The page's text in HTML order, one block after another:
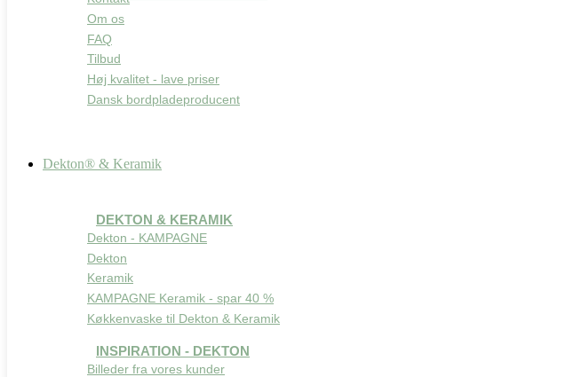
Om os
FAQ
Tilbud
Høj kvalitet - lave priser
Dansk bordpladeproducent
Dekton® & Keramik
DEKTON & KERAMIK
Dekton - KAMPAGNE
Dekton
Keramik
KAMPAGNE Keramik - spar 40 %
Køkkenvaske til Dekton & Keramik
INSPIRATION - DEKTON
Billeder fra vores kunder